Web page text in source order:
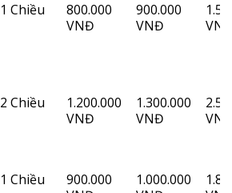
1 Chiều
800.000
VNĐ
900.000
VNĐ
2 Chiều
1.200.000
VNĐ
1.300.000
VNĐ
1 Chiều
900.000
1.000.000